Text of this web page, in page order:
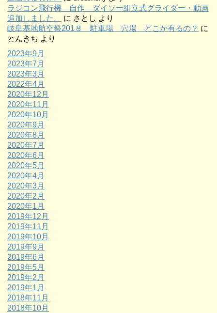
ラジコン飛行機 自作 ダイソー組立式グライダー・動画
追加しました。
に さとし より
岐阜基地航空祭201８ 駐車場 穴場 どこか有るの？ に
とんきち より
2023年9月
2023年7月
2023年3月
2022年4月
2020年12月
2020年11月
2020年10月
2020年9月
2020年8月
2020年7月
2020年6月
2020年5月
2020年4月
2020年3月
2020年2月
2020年1月
2019年12月
2019年11月
2019年10月
2019年9月
2019年6月
2019年5月
2019年2月
2019年1月
2018年11月
2018年10月